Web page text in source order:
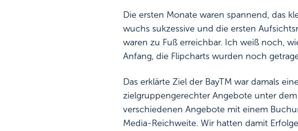
Die ersten Monate waren spannend, das
wuchs sukzessive und die ersten
waren zu Fuß erreichbar. Ich weiß noch,
Anfang, die Flipcharts wurden noch
Das erklärte Ziel der BayTM war damals
zielgruppengerechter Angebote unter
verschiedenen Angebote mit einem
Media-Reichweite. Wir hatten damit